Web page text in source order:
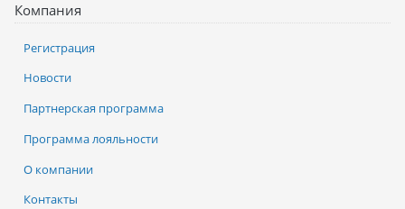
Компания
Регистрация
Новости
Партнерская программа
Программа лояльности
О компании
Контакты